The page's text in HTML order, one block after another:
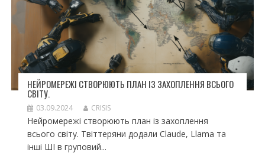
НЕЙРОМЕРЕЖІ СТВОРЮЮТЬ ПЛАН ІЗ ЗАХОПЛЕННЯ ВСЬОГО
СВІТУ.
03.09.2024 CRISIS
Нейромережі створюють план із захоплення
всього світу. Твіттеряни додали Claude, Llama та
інші ШІ в груповий...